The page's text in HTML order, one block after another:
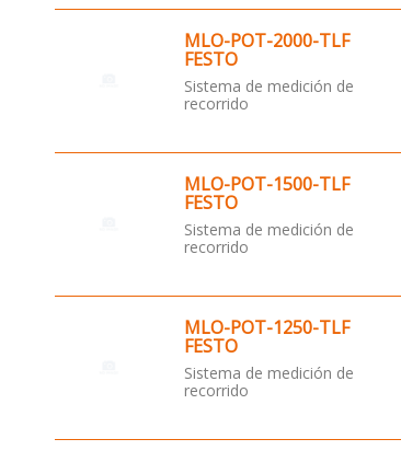
MLO-POT-2000-TLF
FESTO
Sistema de medición de
recorrido
MLO-POT-1500-TLF
FESTO
Sistema de medición de
recorrido
MLO-POT-1250-TLF
FESTO
Sistema de medición de
recorrido